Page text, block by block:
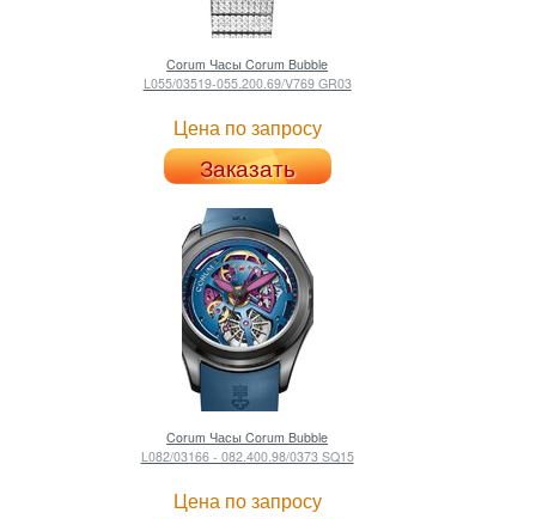
Corum Часы Corum Bubble
L055/03519-055.200.69/V769 GR03
Цена по запросу
Заказать
Corum Часы Corum Bubble
L082/03166 - 082.400.98/0373 SQ15
Цена по запросу